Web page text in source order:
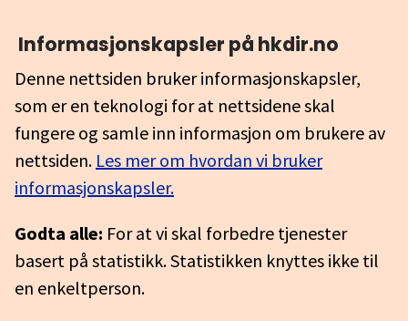
Informasjonskapsler på hkdir.no
Denne nettsiden bruker informasjonskapsler,
som er en teknologi for at nettsidene skal
fungere og samle inn informasjon om brukere av
nettsiden. Les mer om hvordan vi bruker
informasjonskapsler.
Godta alle: For at vi skal forbedre tjenester
basert på statistikk. Statistikken knyttes ikke til
en enkeltperson.